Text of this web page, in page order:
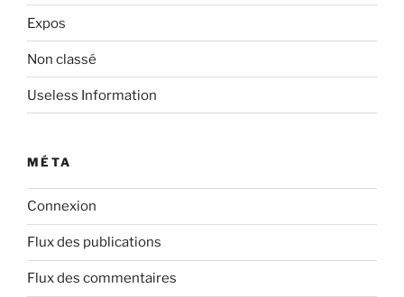
Expos
Non classé
Useless Information
MÉTA
Connexion
Flux des publications
Flux des commentaires